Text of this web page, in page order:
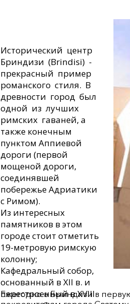
Исторический центр
Бриндизи (Brindisi) -
прекрасный пример
романского стиля. В
древности город был
одной из лучших
римских гаваней, а
также конечным
пунктом Аппиевой
дороги (первой
мощеной дороги,
соединявшей
побережье Адриатики
с Римом).
Из интересных
памятников в этом
городе стоит отметить
19-метровую римскую
колонну;
Кафедральный собор,
основанный в XII в. и
перестроенный в XVIII
Ежегодно в Бриндизи в